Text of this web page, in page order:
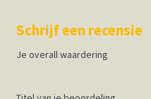
Schrijf een recensie
Je overall waardering